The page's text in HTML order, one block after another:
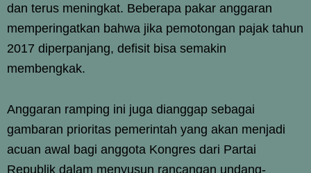
dan terus meningkat. Beberapa pakar anggaran
memperingatkan bahwa jika pemotongan pajak tahun
2017 diperpanjang, defisit bisa semakin
membengkak.
Anggaran ramping ini juga dianggap sebagai
gambaran prioritas pemerintah yang akan menjadi
acuan awal bagi anggota Kongres dari Partai
Republik dalam menyusun rancangan undang-